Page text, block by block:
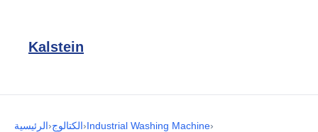
Kalstein
الرئيسية›الكتالوج›Industrial Washing Machine›